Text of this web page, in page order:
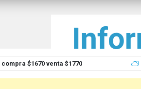
compra $1670 venta $1770